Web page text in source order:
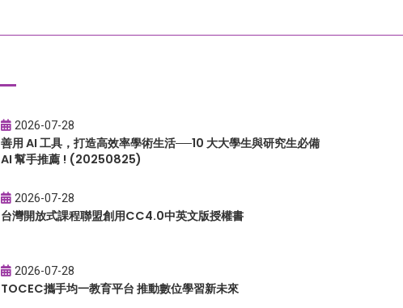
2026-07-28
善用 AI 工具，打造高效率學術生活──10 大大學生與研究生必備
AI 幫手推薦 ! (20250825)
2026-07-28
台灣開放式課程聯盟創用CC4.0中英文版授權書
2026-07-28
TOCEC攜手均一教育平台 推動數位學習新未來